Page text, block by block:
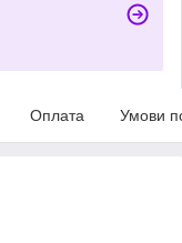
Оплата Умови